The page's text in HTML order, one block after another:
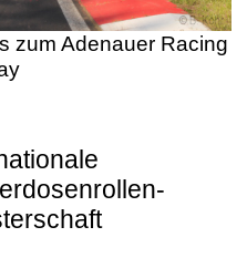
zum Adenauer Racing